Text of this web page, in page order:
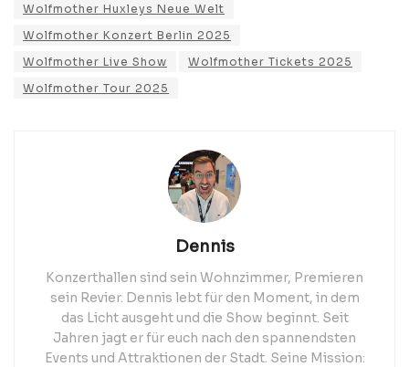
Wolfmother Huxleys Neue Welt
Wolfmother Konzert Berlin 2025
Wolfmother Live Show
Wolfmother Tickets 2025
Wolfmother Tour 2025
Dennis
Konzerthallen sind sein Wohnzimmer, Premieren
sein Revier. Dennis lebt für den Moment, in dem
das Licht ausgeht und die Show beginnt. Seit
Jahren jagt er für euch nach den spannendsten
Events und Attraktionen der Stadt. Seine Mission: